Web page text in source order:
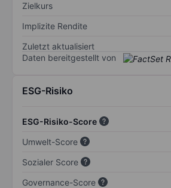
Zielkurs
Implizite Rendite
Zuletzt aktualisiert
Daten bereitgestellt von
ESG-Risiko
ESG-Risiko-Score
Umwelt-Score
Sozialer Score
Governance-Score